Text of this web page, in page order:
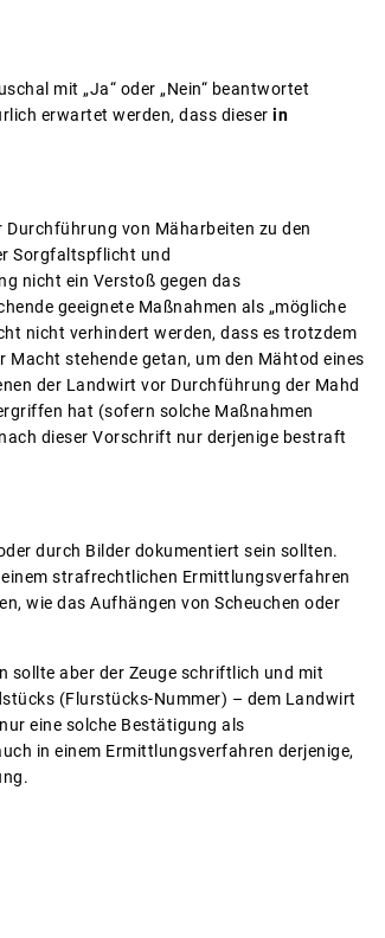
mit „Ja“ oder „Nein“ beantwortet
erwartet werden, dass dieser in
von Mäharbeiten zu den
Sorgfaltspflicht und
nicht ein Verstoß gegen das
geeignete Maßnahmen als „mögliche
nicht verhindert werden, dass es trotzdem
Macht stehende getan, um den Mähtod eines
der Landwirt vor Durchführung der Mahd
hat (sofern solche Maßnahmen
dieser Vorschrift nur derjenige bestraft
durch Bilder dokumentiert sein sollten.
strafrechtlichen Ermittlungsverfahren
wie das Aufhängen von Scheuchen oder
sollte aber der Zeuge schriftlich und mit
(Flurstücks-Nummer) – dem Landwirt
eine solche Bestätigung als
in einem Ermittlungsverfahren derjenige,